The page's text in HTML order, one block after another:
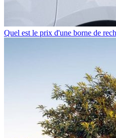
Quel est le prix d'une borne de